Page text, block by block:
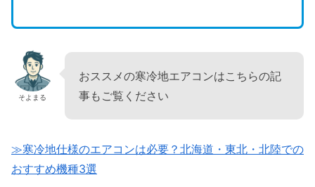
そよまる
おススメの寒冷地エアコンはこちらの記
事もご覧ください
≫寒冷地仕様のエアコンは必要？北海道・東北・北陸での
おすすめ機種3選